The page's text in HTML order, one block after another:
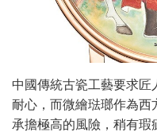
中國傳統古瓷工藝要求匠
耐心，而微繪琺瑯作為西
承擔極高的風險，稍有